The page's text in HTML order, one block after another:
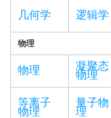
几何学 逻辑学
物理
物理 凝聚态
物理
等离子
物理
量子物
理